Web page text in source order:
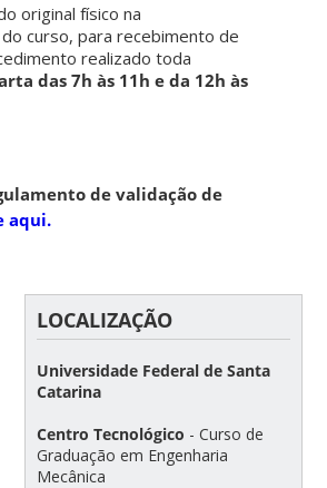
original físico na
curso, para recebimento de
realizado toda
das 7h às 11h e da 12h às
de validação de
aqui.
LOCALIZAÇÃO
Universidade Federal de Santa
Catarina
Centro Tecnológico - Curso de
Graduação em Engenharia
Mecânica